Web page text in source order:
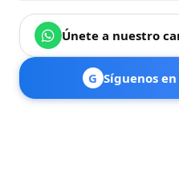
Únete a nuestro
G Síguenos